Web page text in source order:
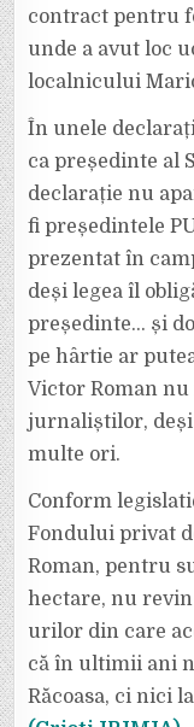
contract pentru
unde a avut loc
localnicului
În unele
ca președinte al
declarație nu
fi președintele
prezentat în
deși legea îl
președinte… și
pe hârtie ar
Victor Roman
jurnaliștilor, deși
multe ori.
Conform
Fondului privat
Roman, pentru
hectare, nu
urilor din care
că în ultimii ani
Răcoasa, ci nici